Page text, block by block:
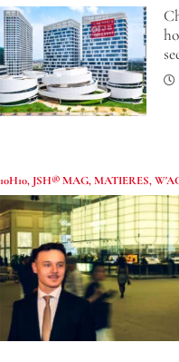
10H10, JSH® MAG,MATIERES,